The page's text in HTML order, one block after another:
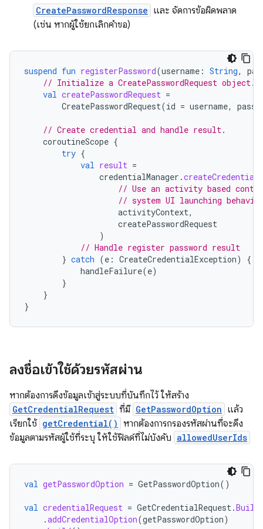
CreatePasswordResponse และ จัดการข้อผิดพลาด
(เช่น หากผู้ใช้ยกเลิกคำขอ)
suspend fun registerPassword(username : String,
// Initialize a CreatePasswordRequest object.
val createPasswordRequest =
CreatePasswordRequest(id = username,
// Create credential and handle result.
coroutineScope {
try {
val result =
credentialManager .createCredential
// Use an activity based
// system UI launching
activityContext,
createPasswordRequest
)
// Handle register password result
} catch (e : CreateCredentialException)
{
handleFailure(e)
}
}
}
ลงชื่อเข้าใช้ด้วยรหัสผ่าน
หากต้องการดึงข้อมูลเข้าสู่ระบบที่บันทึกไว้ ให้สร้าง
GetCredentialRequest ที่มี GetPasswordOption แล้ว
เรียกใช้ getCredential() หากต้องการกรองรหัสผ่านที่จะดึง
ข้อมูลตามรหัสผู้ใช้ที่ระบุ ให้ใช้ฟิลด์ที่ไม่บังคับ allowedUserIds
val getPasswordOption = GetPasswordOption()
val credentialRequest = GetCredentialRequest.
.addCredentialOption(getPasswordOption)